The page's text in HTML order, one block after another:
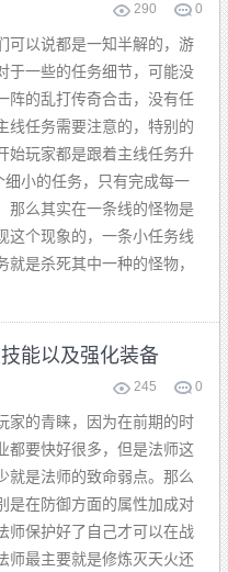
290 0
以说都是一知半解的，游
于一些的任务细节，可能没
阵的乱打传奇合击，没有任
线任务需要注意的，特别的
玩家都是跟着主线任务升
小的任务，只有完成每一
那么其实在一条线的怪物是
这个现象的，一条小任务线
是杀死其中一种的怪物，
能以及强化装备
245 0
的青睐，因为在前期的时
都要快好很多，但是法师这
就是法师的致命弱点。那么
是在防御方面的属性加成对
师保护好了自己才可以在战
最主要就是修炼灭天火还